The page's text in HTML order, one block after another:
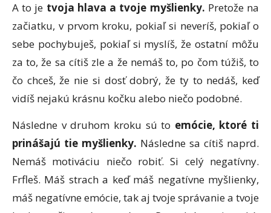
A to je tvoja hlava a tvoje myšlienky. Pretože na
začiatku, v prvom kroku, pokiaľ si neveríš, pokiaľ o
sebe pochybuješ, pokiaľ si myslíš, že ostatní môžu
za to, že sa cítiš zle a že nemáš to, po čom túžiš, to
čo chceš, že nie si dosť dobrý, že ty to nedáš, keď
vidíš nejakú krásnu kočku alebo niečo podobné.
Následne v druhom kroku sú to emócie, ktoré ti
prinášajú tie myšlienky. Následne sa cítiš naprd.
Nemáš motiváciu niečo robiť. Si celý negatívny.
Frfleš. Máš strach a keď máš negatívne myšlienky,
máš negatívne emócie, tak aj tvoje správanie a tvoje